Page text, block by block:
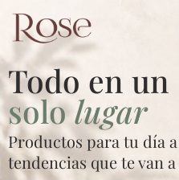
contenido
Todo en un
sololugar
Productos para tu día
tendencias que te van